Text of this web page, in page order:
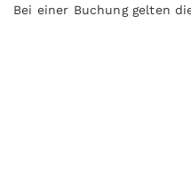
Bei einer Buchung gelten